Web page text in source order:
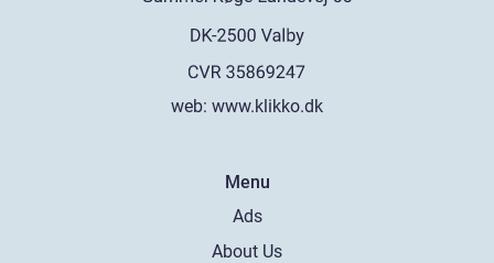
web: www.klikko.dk
Menu
Ads
About Us